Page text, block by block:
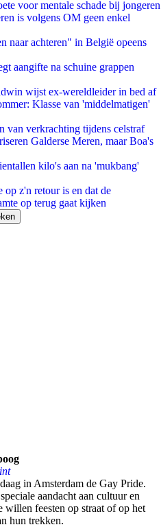
voor mentale schade bij jongeren
is volgens OM geen enkel
naar achteren" in België opeens
aangifte na schuine grappen
wijst ex-wereldleider in bed af
Klasse van 'middelmatigen'
van verkrachting tijdens celstraf
Galderse Meren, maar Boa's
kilo's aan na 'mukbang'
op z'n retour is en dat de
op terug gaat kijken
in Amsterdam de Gay Pride.
aandacht aan cultuur en
willen feesten op straat of op het
hun trekken.